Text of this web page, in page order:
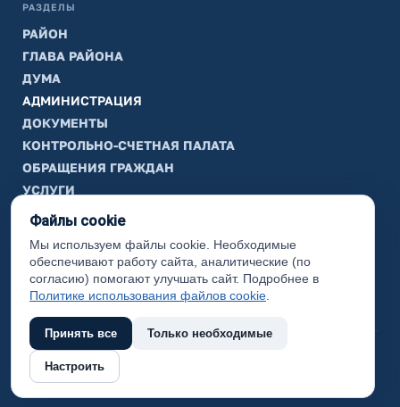
РАЗДЕЛЫ
РАЙОН
ГЛАВА РАЙОНА
ДУМА
АДМИНИСТРАЦИЯ
ДОКУМЕНТЫ
КОНТРОЛЬНО-СЧЕТНАЯ ПАЛАТА
ОБРАЩЕНИЯ ГРАЖДАН
УСЛУГИ
ТИК
ИНФОРМАЦИЯ
Законодательная карта
Карта сайта
(с) 2017 Ханты-Мансийский район, официальный сайт
администрации
Файлы cookie
Мы используем файлы cookie. Необходимые
обеспечивают работу сайта, аналитические (по
согласию) помогают улучшать сайт. Подробнее в
Политике использования файлов cookie
Принять все Только необходимые
Настроить